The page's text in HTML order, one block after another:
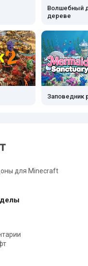
Волшебный
дереве
Заповедник
для Minecraft